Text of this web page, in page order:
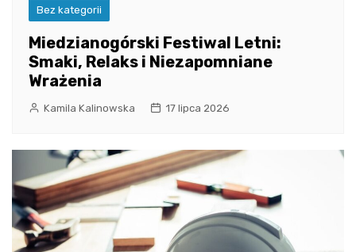
Bez kategorii
Miedzianogórski Festiwal Letni:
Smaki, Relaks i Niezapomniane
Wrażenia
Kamila Kalinowska 17 lipca 2026